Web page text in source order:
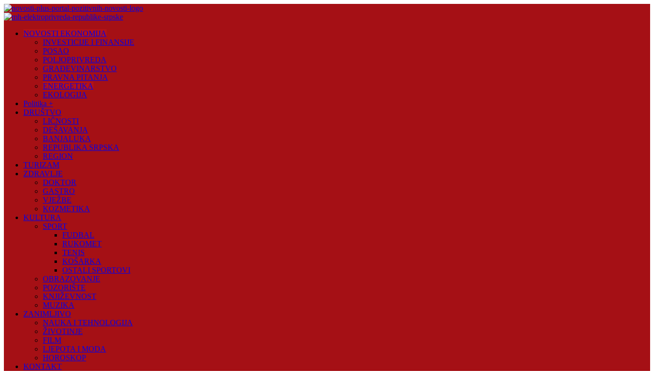
Skip
to
Plus
NOVOSTI EKONOMIJA
INVESTICIJE I FINANSIJE
POSAO
POLJOPRIVREDA
GRAĐEVINARSTVO
PRAVNA PITANJA
ENERGETIKA
EKOLOGIJA
Politika +
DRUŠTVO
LIČNOSTI
DEŠAVANJA
BANJALUKA
REPUBLIKA SRPSKA
REGION
TURIZAM
ZDRAVLJE
DOKTOR
GASTRO
VJEŽBE
KOZMETIKA
KULTURA
SPORT
FUDBAL
RUKOMET
TENIS
KOŠARKA
OSTALI SPORTOVI
OBRAZOVANJE
POZORIŠTE
KNJIŽEVNOST
MUZIKA
ZANIMLJIVO
NAUKA I TEHNOLOGIJA
ŽIVOTINJE
FILM
LJEPOTA I MODA
HOROSKOP
KONTAKT